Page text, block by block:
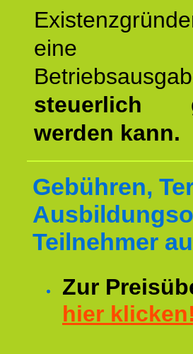
eine
steuerlich
werden kann.
Gebühren,
Teilnehmer
Zur
hier klicken!